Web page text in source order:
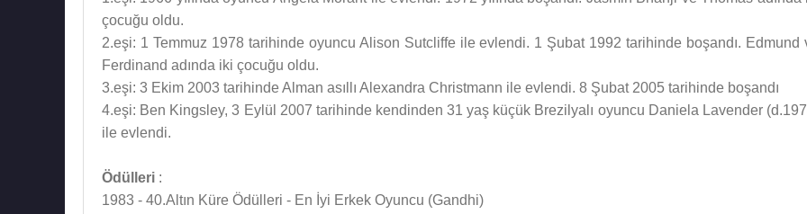
çocuğu oldu.
2.eşi: 1 Temmuz 1978 tarihinde oyuncu Alison Sutcliffe ile evlendi. 1 Şubat 1992 tarihinde boşandı. Edmund
Ferdinand adında iki çocuğu oldu.
3.eşi: 3 Ekim 2003 tarihinde Alman asıllı Alexandra Christmann ile evlendi. 8 Şubat 2005 tarihinde boşandı
4.eşi: Ben Kingsley, 3 Eylül 2007 tarihinde kendinden 31 yaş küçük Brezilyalı oyuncu Daniela Lavender
ile evlendi.
Ödülleri :
1983 - 40.Altın Küre Ödülleri - En İyi Erkek Oyuncu (Gandhi)